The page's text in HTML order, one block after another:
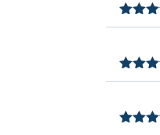
5מתוך
5מתוך